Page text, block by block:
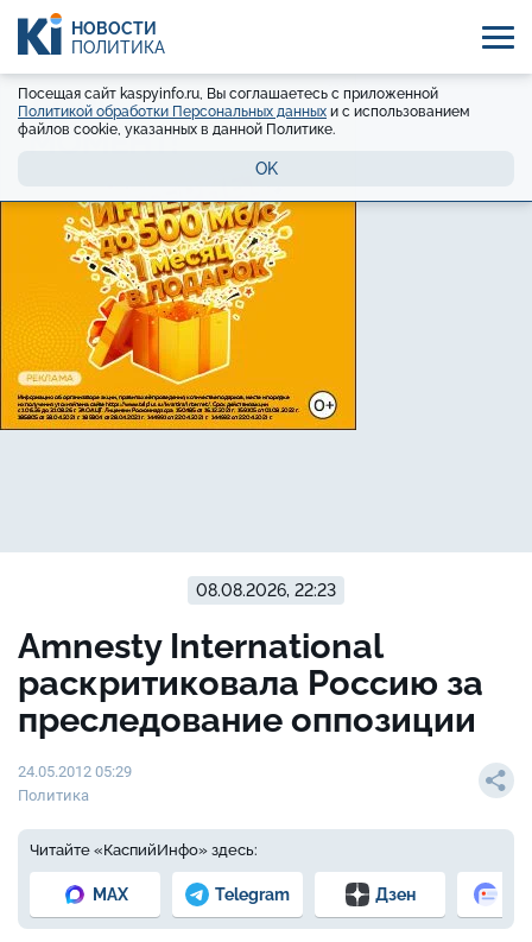
НОВОСТИ
ПОЛИТИКА
Посещая сайт kaspyinfo.ru, Вы соглашаетесь с приложенной
Политикой обработки Персональных данных и с использованием
файлов cookie, указанных в данной Политике.
OK
08.08.2026, 22:23
Amnesty International
раскритиковала Россию за
преследование оппозиции
24.05.2012 05:29
Политика
Читайте «КаспийИнфо» здесь:
MAX Telegram Дзен